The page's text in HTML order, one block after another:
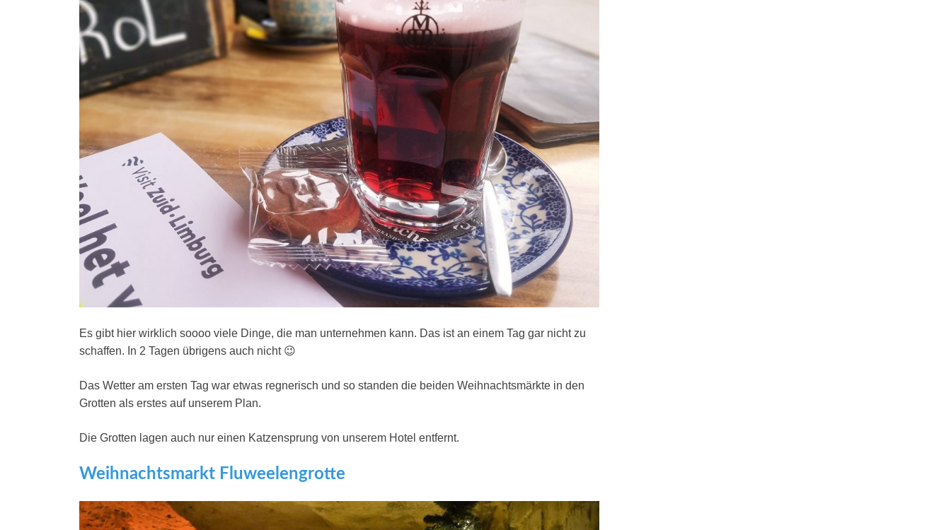
Es gibt hier wirklich soooo viele Dinge, die man unternehmen kann. Das ist an einem Tag gar nicht zu
schaffen. In 2 Tagen übrigens auch nicht 😉
Das Wetter am ersten Tag war etwas regnerisch und so standen die beiden Weihnachtsmärkte in den
Grotten als erstes auf unserem Plan.
Die Grotten lagen auch nur einen Katzensprung von unserem Hotel entfernt.
Weihnachtsmarkt Fluweelengrotte